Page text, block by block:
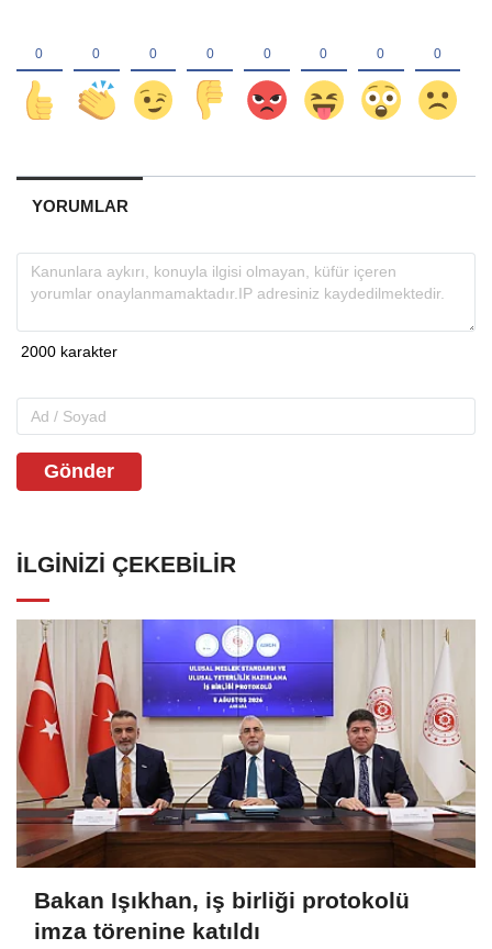
YORUMLAR
Gönder
İLGINIZI ÇEKEBILIR
Bakan Işıkhan, iş birliği protokolü
imza törenine katıldı